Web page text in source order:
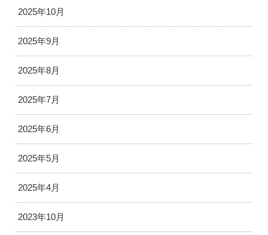
2025年10月
2025年9月
2025年8月
2025年7月
2025年6月
2025年5月
2025年4月
2023年10月